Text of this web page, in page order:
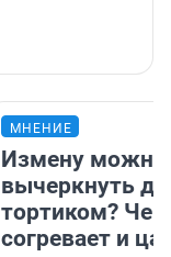
МНЕНИЕ
Измену можно
вычеркнуть
тортиком? Чем
согревает и